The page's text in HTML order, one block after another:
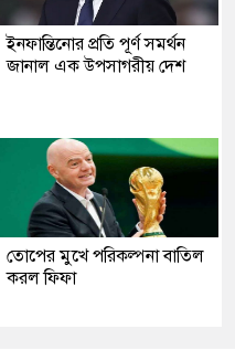
ইনফান্তিনোর প্রতি পূর্ণ সমর্থন
জানাল এক উপসাগরীয় দেশ
তোপের মুখে পরিকল্পনা বাতিল
করল ফিফা